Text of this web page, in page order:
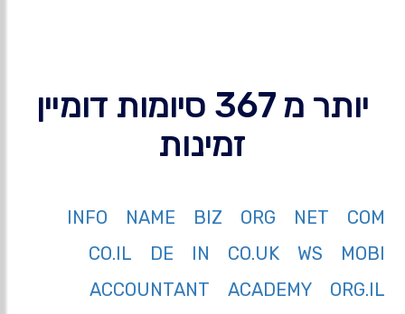
יותר מ 367 סיומות דומיין
זמינות
COM
NET
ORG
BIZ
NAME
INFO
MOBI
WS
CO.UK
IN
DE
CO.IL
ORG.IL
ACADEMY
ACCOUNTANT